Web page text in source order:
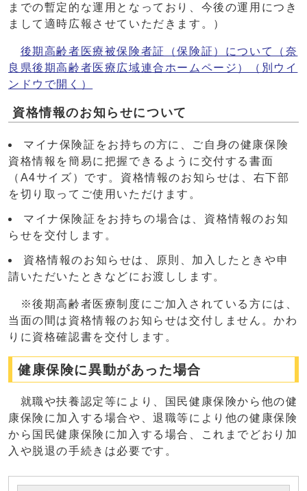
までの暫定的な運用となっており、今後の運用につき
まして適時広報させていただきます。）
後期高齢者医療被保険者証（保険証）について（奈
良県後期高齢者医療広域連合ホームページ）
（別ウイ
ンドウで開く）
資格情報のお知らせについて
マイナ保険証をお持ちの方に、ご自身の健康保険
資格情報を簡易に把握できるように交付する書面
（A4サイズ）です。資格情報のお知らせは、右下部
を切り取ってご使用いただけます。
マイナ保険証をお持ちの場合は、資格情報のお知
らせを交付します。
資格情報のお知らせは、原則、加入したときや申
請いただいたときなどにお渡しします。
※後期高齢者医療制度にご加入されている方には、
当面の間は資格情報のお知らせは交付しません。かわ
りに資格確認書を交付します。
健康保険に異動があった場合
就職や扶養認定等により、国民健康保険から他の健
康保険に加入する場合や、退職等により他の健康保険
から国民健康保険に加入する場合、これまでどおり加
入や脱退の手続きは必要です。